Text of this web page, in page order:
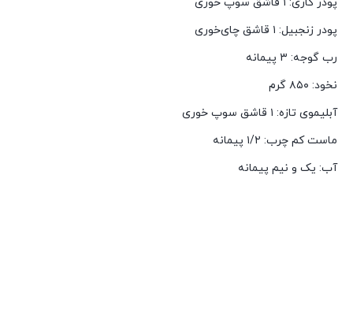
پودر زنجبیل: ۱ قاشق چای‌خوری
رب گوجه: ۳ پیمانه
نخود: ۸۵۰ گرم
آبلیموی تازه: ۱ قاشق سوپ خوری
ماست کم چرب: ۱/۲ پیمانه
آب: یک و نیم پیمانه